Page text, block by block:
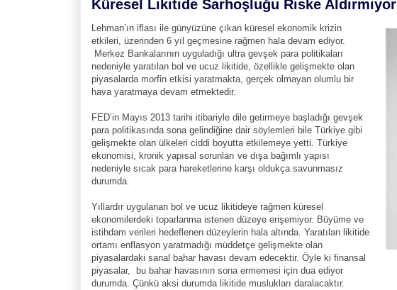
Küresel Likitide Sarhoşluğu Riske Aldırmıyor
Lehman’ın iflası ile günyüzüne çıkan küresel ekonomik krizin
etkileri, üzerinden 6 yıl geçmesine rağmen hala devam ediyor.
Merkez Bankalarının uyguladığı ultra gevşek para politikaları
nedeniyle yaratılan bol ve ucuz likitide, özellikle gelişmekte olan
piyasalarda morfin etkisi yaratmakta, gerçek olmayan olumlu bir
hava yaratmaya devam etmektedir.
FED’in Mayıs 2013 tarihi itibariyle dile getirmeye başladığı gevşek
para politikasında sona gelindiğine dair söylemleri bile Türkiye gibi
gelişmekte olan ülkeleri ciddi boyutta etkilemeye yetti. Türkiye
ekonomisi, kronik yapısal sorunları ve dışa bağımlı yapısı
nedeniyle sıcak para hareketlerine karşı oldukça savunmasız
durumda.
Yıllardır uygulanan bol ve ucuz likitideye rağmen küresel
ekonomilerdeki toparlanma istenen düzeye erişemiyor. Büyüme ve
istihdam verileri hedeflenen düzeylerin hala altında. Yaratılan likitide
ortamı enflasyon yaratmadığı müddetçe gelişmekte olan
piyasalardaki sanal bahar havası devam edecektir. Öyle ki finansal
piyasalar, bu bahar havasının sona ermemesi için dua ediyor
durumda. Çünkü aksi durumda likitide muslukları daralacaktır.